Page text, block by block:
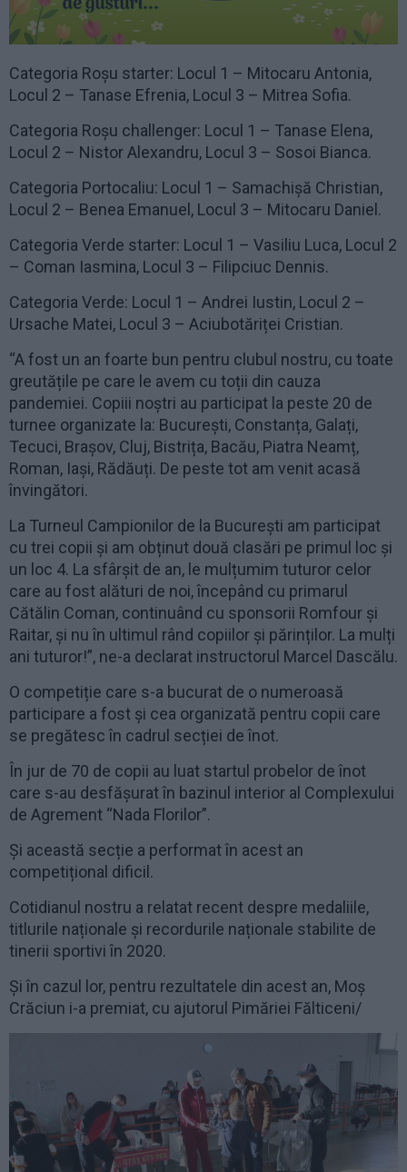
Categoria Roșu starter: Locul 1 – Mitocaru Antonia,
Locul 2 – Tanase Efrenia, Locul 3 – Mitrea Sofia.
Categoria Roșu challenger: Locul 1 – Tanase Elena,
Locul 2 – Nistor Alexandru, Locul 3 – Sosoi Bianca.
Categoria Portocaliu: Locul 1 – Samachișă Christian,
Locul 2 – Benea Emanuel, Locul 3 – Mitocaru Daniel.
Categoria Verde starter: Locul 1 – Vasiliu Luca, Locul 2
– Coman Iasmina, Locul 3 – Filipciuc Dennis.
Categoria Verde: Locul 1 – Andrei Iustin, Locul 2 –
Ursache Matei, Locul 3 – Aciubotăriței Cristian.
“A fost un an foarte bun pentru clubul nostru, cu toate
greutățile pe care le avem cu toții din cauza
pandemiei. Copiii noștri au participat la peste 20 de
turnee organizate la: București, Constanța, Galați,
Tecuci, Brașov, Cluj, Bistrița, Bacău, Piatra Neamț,
Roman, Iași, Rădăuți. De peste tot am venit acasă
învingători.
La Turneul Campionilor de la București am participat
cu trei copii și am obținut două clasări pe primul loc și
un loc 4. La sfârșit de an, le mulțumim tuturor celor
care au fost alături de noi, începând cu primarul
Cătălin Coman, continuând cu sponsorii Romfour și
Raitar, și nu în ultimul rând copiilor și părinților. La mulți
ani tuturor!”, ne-a declarat instructorul Marcel Dascălu.
O competiție care s-a bucurat de o numeroasă
participare a fost și cea organizată pentru copii care
se pregătesc în cadrul secției de înot.
În jur de 70 de copii au luat startul probelor de înot
care s-au desfășurat în bazinul interior al Complexului
de Agrement “Nada Florilor”.
Și această secție a performat în acest an
competițional dificil.
Cotidianul nostru a relatat recent despre medaliile,
titlurile naționale și recordurile naționale stabilite de
tinerii sportivi în 2020.
Și în cazul lor, pentru rezultatele din acest an, Moș
Crăciun i-a premiat, cu ajutorul Pimăriei Fălticeni/